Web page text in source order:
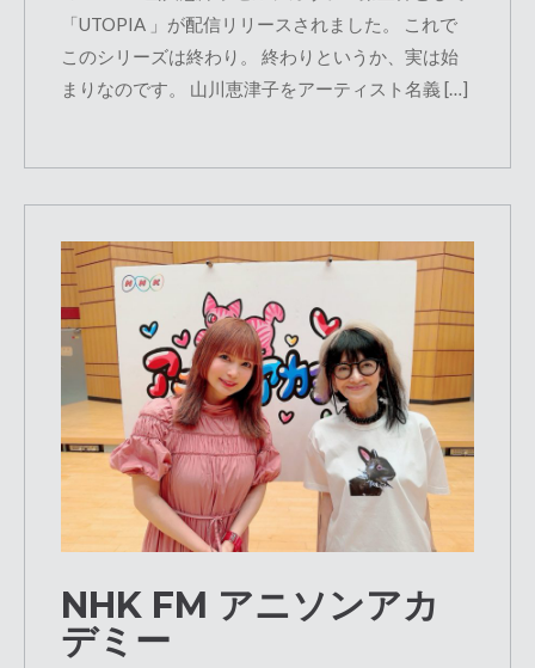
「UTOPIA 」が配信リリースされました。 これで
このシリーズは終わり。 終わりというか、実は始
まりなのです。 山川恵津子をアーティスト名義 […]
NHK FM アニソンアカ
デミー